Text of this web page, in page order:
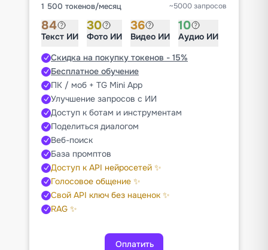
1 500 токенов/месяц ~5000 запросов
84
Текст ИИ
30
Фото ИИ
36
Видео ИИ
10
Аудио ИИ
Скидка на покупку токенов - 15%
Бесплатное обучение
ПК / моб + TG Mini App
Улучшение запросов с ИИ
Доступ к ботам и инструментам
Поделиться диалогом
Веб-поиск
База промптов
Доступ к API нейросетей ✨
Голосовое общение ✨
Свой API ключ без наценок ✨
RAG ✨
Оплатить